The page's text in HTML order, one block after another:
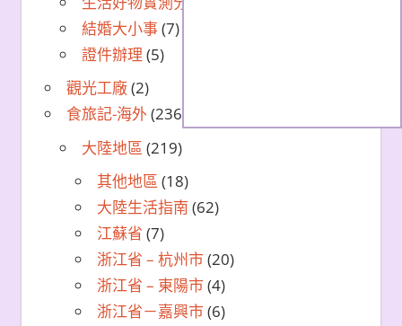
結婚大小事(7)
證件辦理 (5)
觀光工廠(2)
食旅記-海外(236)
大陸地區 (219)
其他地區 (18)
大陸生活指南 (62)
江蘇省 (7)
浙江省 – 杭州市(20)
浙江省 – 東陽市(4)
浙江省－嘉興市(6)